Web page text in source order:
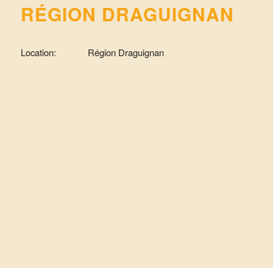
RÉGION DRAGUIGNAN
Location: Région Draguignan